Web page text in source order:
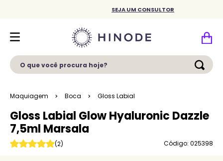
SEJA UM CONSULTOR
O que você procura hoje?
Maquiagem Boca Gloss Labial
Gloss Labial Glow Hyaluronic Dazzle
7,5ml Marsala
(2) Código: 025398